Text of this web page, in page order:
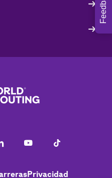
Privacidad